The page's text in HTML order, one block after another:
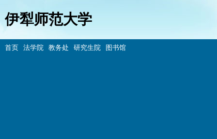
伊犁师范大学
首页 法学院 教务处 研究生院 图书馆